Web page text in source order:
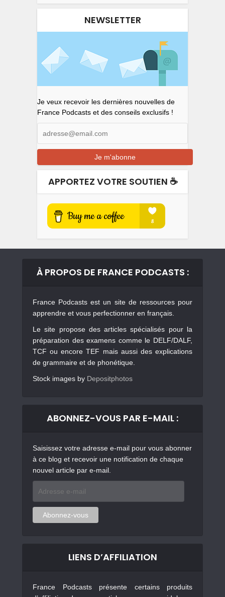
NEWSLETTER
Je veux recevoir les dernières nouvelles de
France Podcasts et des conseils exclusifs !
APPORTEZ VOTRE SOUTIEN ☕️
À PROPOS DE FRANCE PODCASTS :
France Podcasts est un site de ressources pour
apprendre et vous perfectionner en français.
Le site propose des articles spécialisés pour la
préparation des examens comme le DELF/DALF,
TCF ou encore TEF mais aussi des explications
de grammaire et de phonétique.
Stock images by Depositphotos
ABONNEZ-VOUS PAR E-MAIL :
Saisissez votre adresse e-mail pour vous abonner
à ce blog et recevoir une notification de chaque
nouvel article par e-mail.
mail
Abonnez-vous
LIENS D’AFFILIATION
France Podcasts présente certains produits